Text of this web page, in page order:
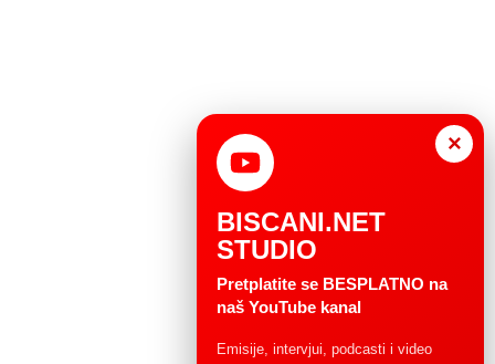
×
BISCANI.NET
STUDIO
Pretplatite se BESPLATNO na
naš YouTube kanal
Emisije, intervjui, podcasti i video